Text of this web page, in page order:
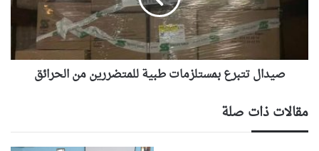
ة
ي
ن
ر
س
ت
صيدال تتبرع بمستلزمات طبية للمتضررين من الحرائق
مقالات ذات صلة